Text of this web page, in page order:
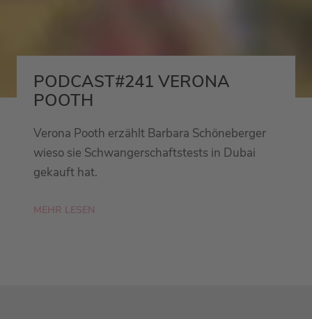
PODCAST#241 VERONA
POOTH
Verona Pooth erzählt Barbara Schöneberger
wieso sie Schwangerschaftstests in Dubai
gekauft hat.
MEHR LESEN